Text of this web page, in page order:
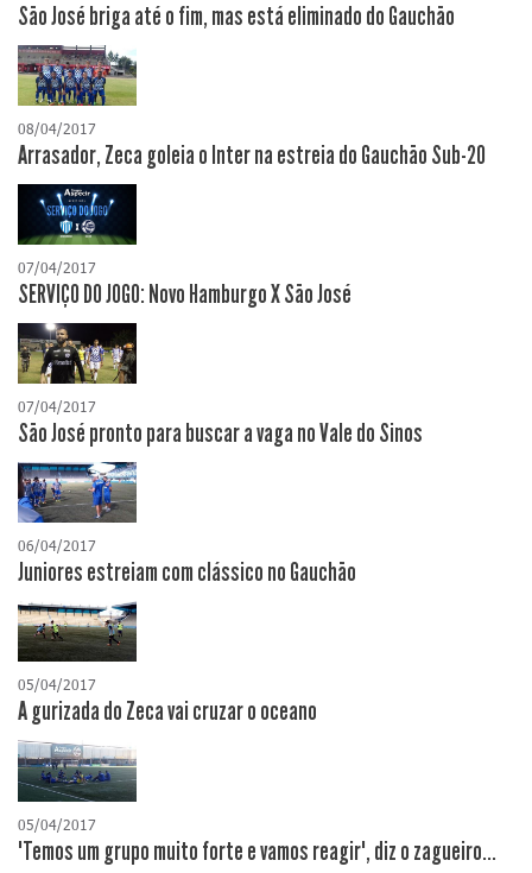
São José briga até o fim, mas está eliminado do Gauchão
08/04/2017
Arrasador, Zeca goleia o Inter na estreia do Gauchão Sub-20
07/04/2017
SERVIÇO DO JOGO: Novo Hamburgo X São José
07/04/2017
São José pronto para buscar a vaga no Vale do Sinos
06/04/2017
Juniores estreiam com clássico no Gauchão
05/04/2017
A gurizada do Zeca vai cruzar o oceano
05/04/2017
"Temos um grupo muito forte e vamos reagir", diz o zagueiro...